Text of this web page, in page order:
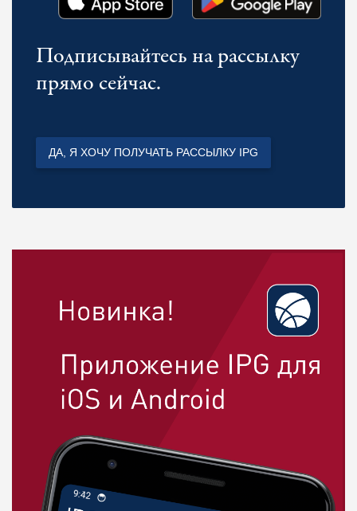
Подписывайтесь на рассылку
прямо сейчас.
ДА, Я ХОЧУ ПОЛУЧАТЬ РАССЫЛКУ IPG